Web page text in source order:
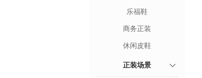
乐福鞋
商务正装
休闲皮鞋
正装场景